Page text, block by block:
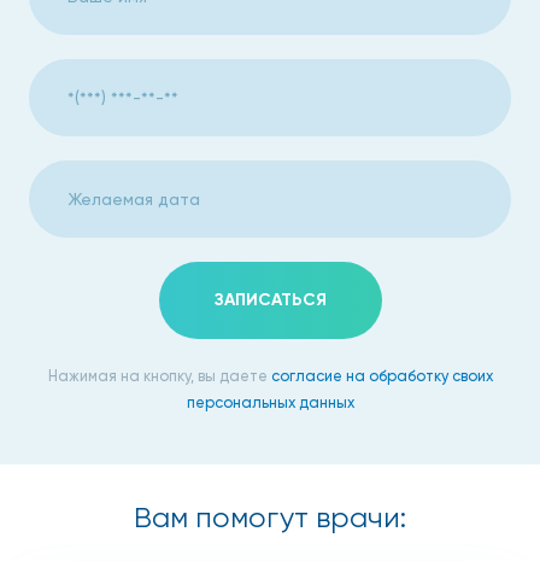
ЗАПИСАТЬСЯ
Нажимая на кнопку, вы даете согласие на обработку своих
персональных данных
Вам помогут врачи: